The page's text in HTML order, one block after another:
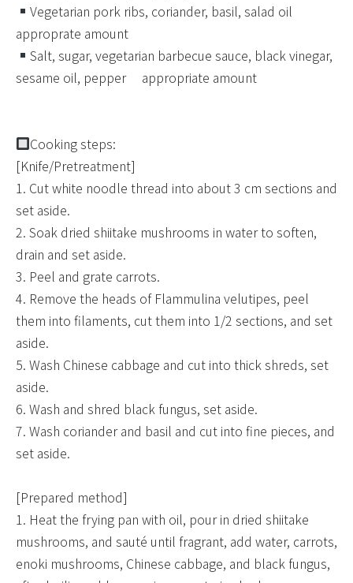
Vegetarian pork ribs, coriander, basil, salad oil
approprate amount
Salt, sugar, vegetarian barbecue sauce, black vinegar,
sesame oil, pepper ​ ​ ​ ​ appropriate amount
Cooking steps:
[Knife/Pretreatment]
1. Cut white noodle thread into about 3 cm sections and
set aside.
2. Soak dried shiitake mushrooms in water to soften,
drain and set aside.
3. Peel and grate carrots.
4. Remove the heads of Flammulina velutipes, peel
them into filaments, cut them into 1/2 sections, and set
aside.
5. Wash Chinese cabbage and cut into thick shreds, set
aside.
6. Wash and shred black fungus, set aside.
7. Wash coriander and basil and cut into fine pieces, and
set aside.
[Prepared method]
1. Heat the frying pan with oil, pour in dried shiitake
mushrooms, and sauté until fragrant, add water, carrots,
enoki mushrooms, Chinese cabbage, and black fungus,